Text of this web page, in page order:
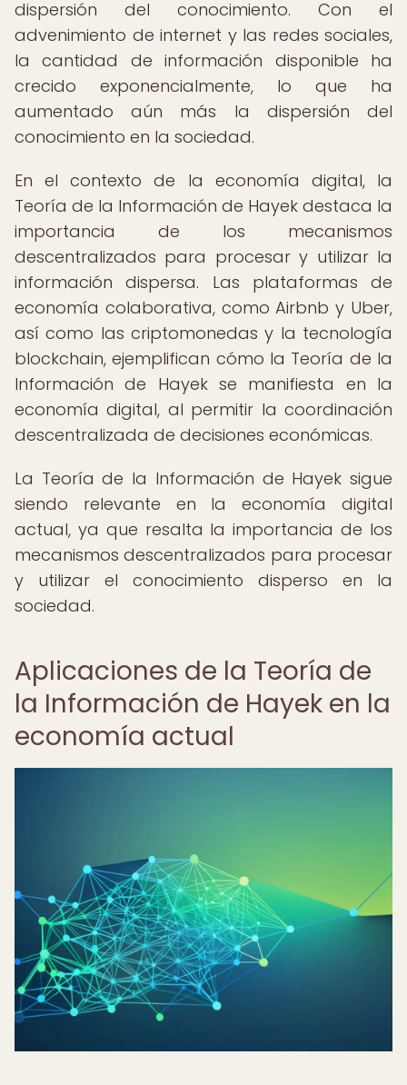
dispersión del conocimiento. Con el
advenimiento de internet y las redes sociales,
la cantidad de información disponible ha
crecido exponencialmente, lo que ha
aumentado aún más la dispersión del
conocimiento en la sociedad.
En el contexto de la economía digital, la
Teoría de la Información de Hayek destaca la
importancia de los mecanismos
descentralizados para procesar y utilizar la
información dispersa. Las plataformas de
economía colaborativa, como Airbnb y Uber,
así como las criptomonedas y la tecnología
blockchain, ejemplifican cómo la Teoría de la
Información de Hayek se manifiesta en la
economía digital, al permitir la coordinación
descentralizada de decisiones económicas.
La Teoría de la Información de Hayek sigue
siendo relevante en la economía digital
actual, ya que resalta la importancia de los
mecanismos descentralizados para procesar
y utilizar el conocimiento disperso en la
sociedad.
Aplicaciones de la Teoría de
la Información de Hayek en la
economía actual